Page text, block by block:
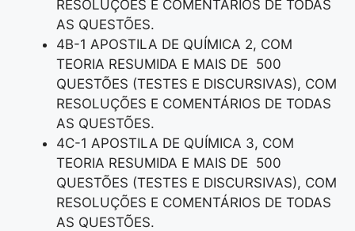
RESOLUÇÕES E COMENTÁRIOS DE TODAS
AS QUESTÕES.
4B-1 APOSTILA DE QUÍMICA 2, COM
TEORIA RESUMIDA E MAIS DE 500
QUESTÕES (TESTES E DISCURSIVAS), COM
RESOLUÇÕES E COMENTÁRIOS DE TODAS
AS QUESTÕES.
4C-1 APOSTILA DE QUÍMICA 3, COM
TEORIA RESUMIDA E MAIS DE 500
QUESTÕES (TESTES E DISCURSIVAS), COM
RESOLUÇÕES E COMENTÁRIOS DE TODAS
AS QUESTÕES.